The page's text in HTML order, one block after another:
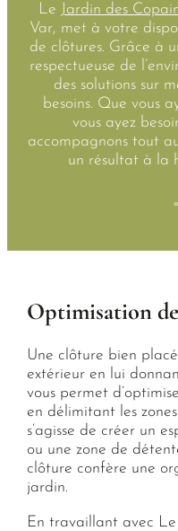
Le Jardin des
Var, met à votre
de clôtures. Grâce à
respectueuse de
des solutions sur
besoins. Que vous
vous ayez
accompagnons tout
un résultat à la
Optimisation
Une clôture bien
extérieur en lui
vous permet
en délimitant les
s’agisse de créer un
ou une zone de
clôture confère une
jardin.
En travaillant avec Le